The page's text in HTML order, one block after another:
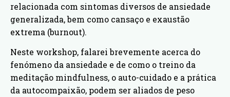
relacionada com sintomas diversos de ansiedade
generalizada, bem como cansaço e exaustão
extrema (burnout).
Neste workshop, falarei brevemente acerca do
fenómeno da ansiedade e de como o treino da
meditação mindfulness, o auto-cuidado e a prática
da autocompaixão, podem ser aliados de peso